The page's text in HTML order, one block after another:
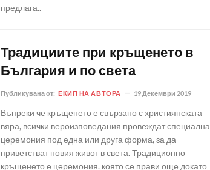
предлага..
Традициите при кръщенето в
България и по света
Публикувана от: ЕКИП НА АВТОРА 19 Декември 2019
Въпреки че кръщенето е свързано с християнската
вяра, всички вероизповедания провеждат специална
церемония под една или друга форма, за да
приветстват новия живот в света. Традиционно
кръщенето е церемония, която се прави още докато